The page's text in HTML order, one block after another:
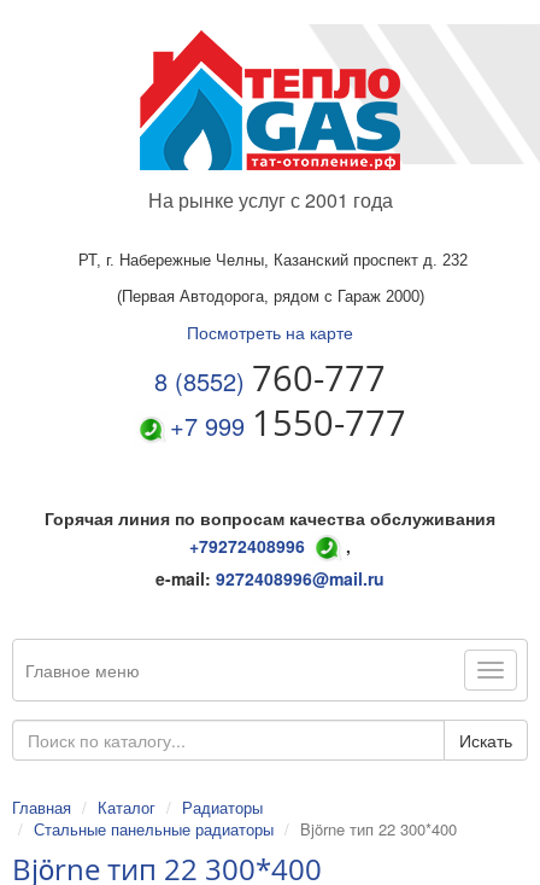
На рынке услуг с 2001 года
РТ, г. Набережные Челны, Казанский проспект д. 232
(Первая Автодорога, рядом с Гараж 2000)
Посмотреть на карте
8 (8552) 760-777
+7 999 1550-777
Горячая линия по вопросам качества обслуживания
+79272408996
,
e-mail: 9272408996@mail.ru
Главное меню
Искать
Главная Каталог
Радиаторы
Стальные панельные радиаторы
Björne тип 22 300*400
Björne тип 22 300*400